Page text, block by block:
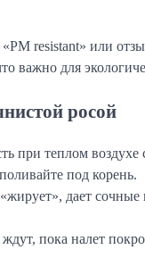
resistant» или
важно для
росой
при теплом воздухе
под корень.
дает
пока налет